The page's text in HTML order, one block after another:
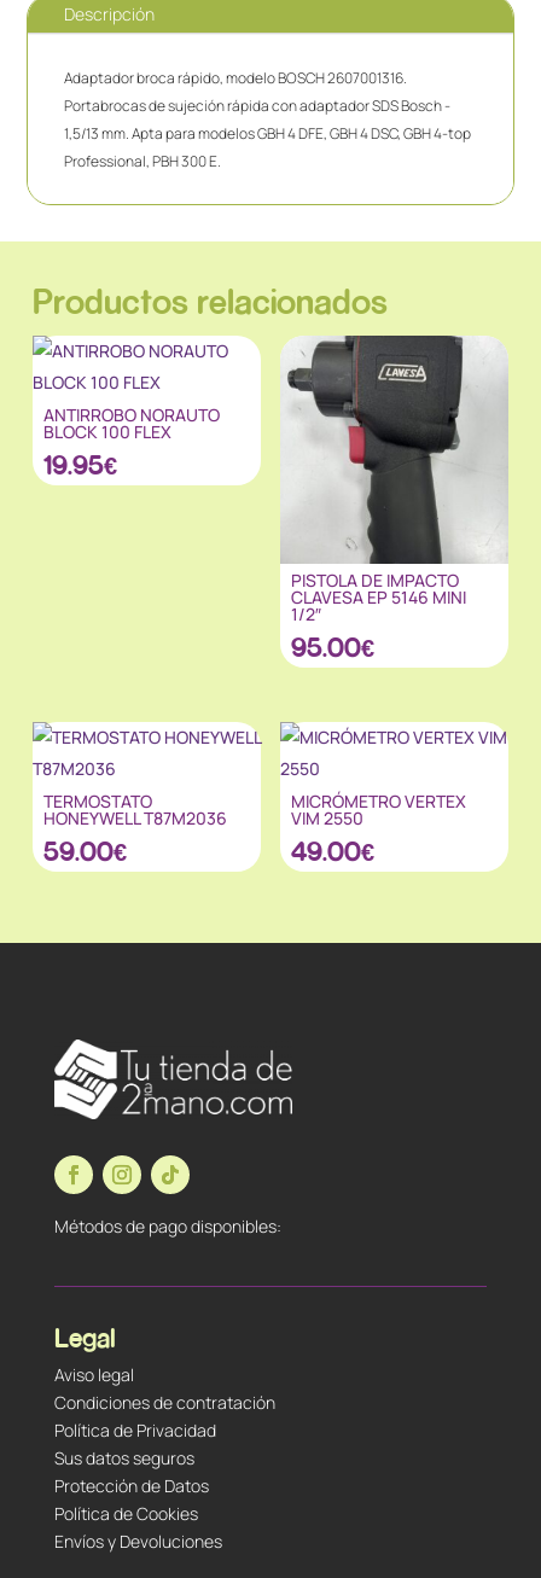
Descripción
Adaptador broca rápido, modelo BOSCH 2607001316.
Portabrocas de sujeción rápida con adaptador SDS Bosch -
1,5/13 mm. Apta para modelos GBH 4 DFE, GBH 4 DSC, GBH 4-top
Professional, PBH 300 E.
Productos relacionados
ANTIRROBO NORAUTO
BLOCK 100 FLEX
19.95€
PISTOLA DE IMPACTO
CLAVESA EP 5146 MINI
1/2″
95.00€
TERMOSTATO
HONEYWELL T87M2036
59.00€
MICRÓMETRO VERTEX
VIM 2550
49.00€
Métodos de pago disponibles:
Legal
Aviso legal
Condiciones de contratación
Política de Privacidad
Sus datos seguros
Protección de Datos
Política de Cookies
Envíos y Devoluciones